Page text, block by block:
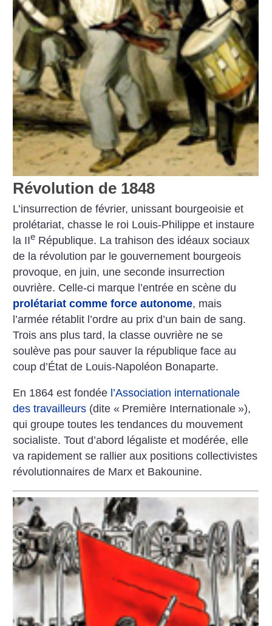
Révolution de 1848
L’insurrection de février, unissant bourgeoisie et
prolétariat, chasse le roi Louis-Philippe et instaure
la IIe République. La trahison des idéaux sociaux
de la révolution par le gouvernement bourgeois
provoque, en juin, une seconde insurrection
ouvrière. Celle-ci marque l’entrée en scène du
prolétariat comme force autonome, mais
l’armée rétablit l’ordre au prix d’un bain de sang.
Trois ans plus tard, la classe ouvrière ne se
soulève pas pour sauver la république face au
coup d’État de Louis-Napoléon Bonaparte.
En 1864 est fondée l’Association internationale
des travailleurs (dite « Première Internationale »),
qui groupe toutes les tendances du mouvement
socialiste. Tout d’abord légaliste et modérée, elle
va rapidement se rallier aux positions collectivistes
révolutionnaires de Marx et Bakounine.